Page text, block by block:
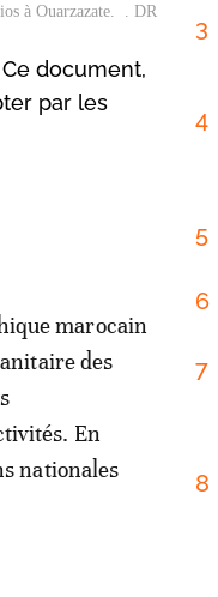
à Ouarzazate. . DR
document,
par les
marocain
des
En
nationales
3
4
5
6
7
8